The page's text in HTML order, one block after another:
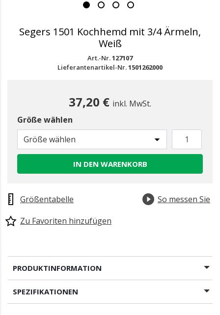
Segers 1501 Kochhemd mit 3/4 Ärmeln,
Weiß
Art.-Nr.127107
Lieferantenartikel-Nr.1501262000
37,20 € inkl. MwSt.
Größe wählen
Größe wählen
IN DEN WARENKORB
Größentabelle
So messen Sie
Zu Favoriten hinzufügen
PRODUKTINFORMATION
SPEZIFIKATIONEN